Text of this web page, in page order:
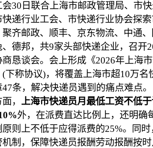
日联合上海市邮政管理局、市快
递行业工会、市快递行业协会探
齐邮政、顺丰、京东物流、中通
德邦，共9家头部快递企业，召开
恳谈会。会上形成《2026年上海
下称协议)，将覆盖上海市超10万名
，解决快递员遇到的痛点难点。
， 上海市快递员月最低工资不低
外，在派费直达比例上，还明确
则上不低于应得派费的25%。同
制，保障快递员报酬劳动报酬按